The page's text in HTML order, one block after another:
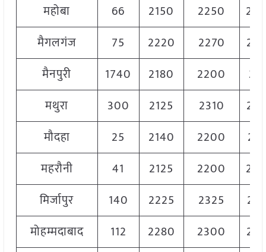
महोबा
66 2150 2250
मैगलगंज
75 2220 2270
मैनपुरी
1740 2180 2200
मथुरा
300 2125 2310
मौदहा
25 2140 2200
महरौनी
41 2125 2200
मिर्जापुर
140 2225 2325
मोहम्मदाबाद
112 2280 2300